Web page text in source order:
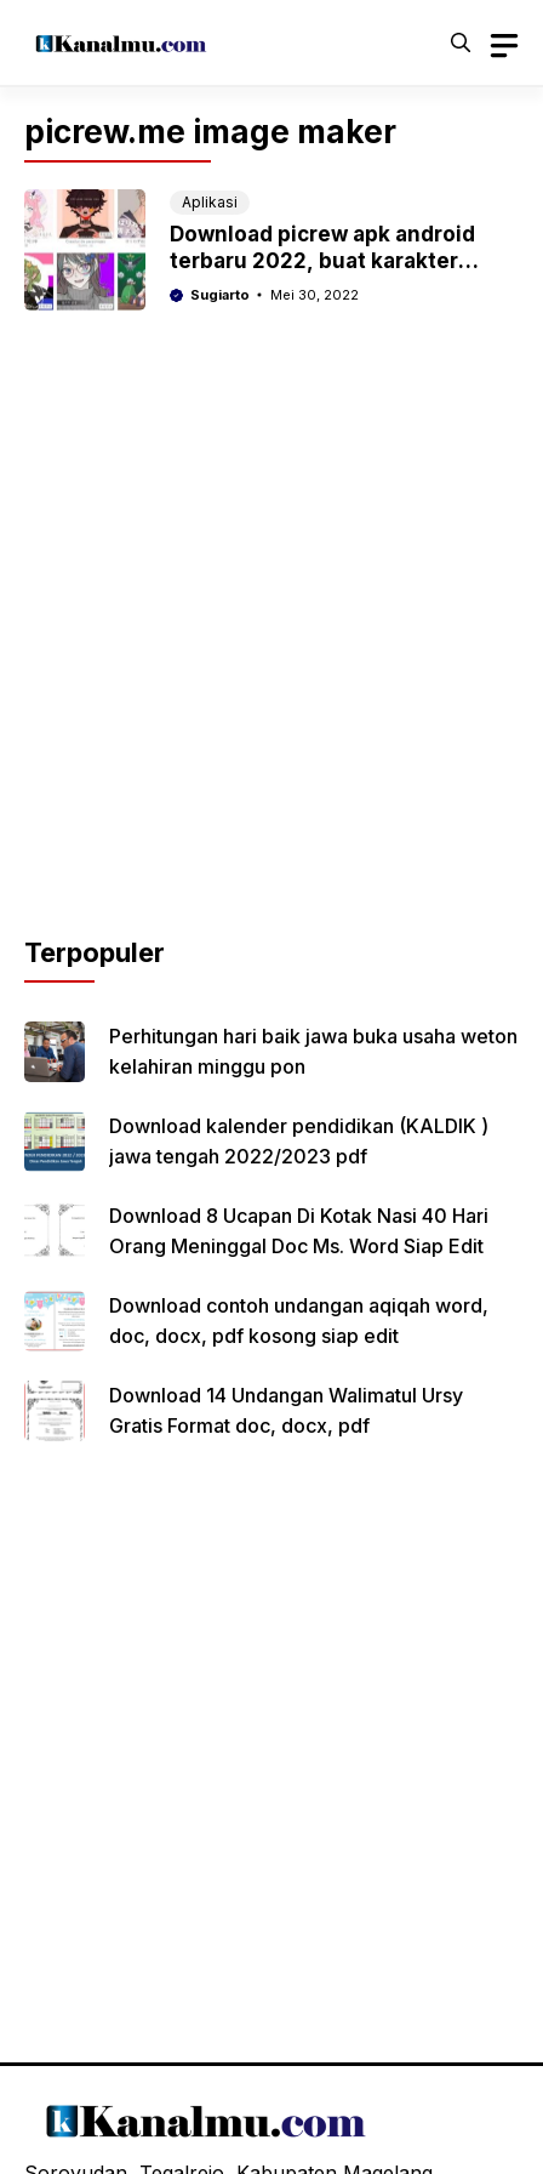
picrew.me image maker
Aplikasi
Download picrew apk android
terbaru 2022, buat karakter
anime dalam hitungan detik
Sugiarto Mei 30, 2022
Terpopuler
Perhitungan hari baik jawa buka usaha weton
kelahiran minggu pon
Download kalender pendidikan (KALDIK )
jawa tengah 2022/2023 pdf
Download 8 Ucapan Di Kotak Nasi 40 Hari
Orang Meninggal Doc Ms. Word Siap Edit
Download contoh undangan aqiqah word,
doc, docx, pdf kosong siap edit
Download 14 Undangan Walimatul Ursy
Gratis Format doc, docx, pdf